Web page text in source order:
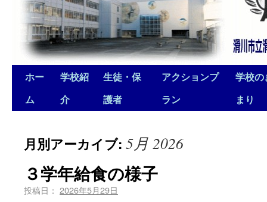
ホー
ム
学校紹
介
生徒・保
護者
アクションプ
ラン
学校の
まり
月別アーカイブ: 5月 2026
３学年給食の様子
投稿日： 2026年5月29日